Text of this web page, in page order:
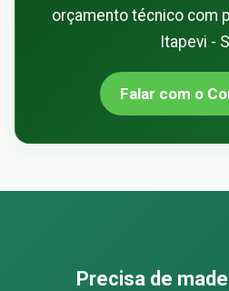
orçamento técnico com
Itapevi -
Falar com o
Precisa de